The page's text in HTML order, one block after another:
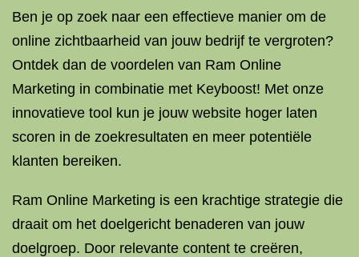
Ben je op zoek naar een effectieve manier om de
online zichtbaarheid van jouw bedrijf te vergroten?
Ontdek dan de voordelen van Ram Online
Marketing in combinatie met Keyboost! Met onze
innovatieve tool kun je jouw website hoger laten
scoren in de zoekresultaten en meer potentiële
klanten bereiken.
Ram Online Marketing is een krachtige strategie die
draait om het doelgericht benaderen van jouw
doelgroep. Door relevante content te creëren,